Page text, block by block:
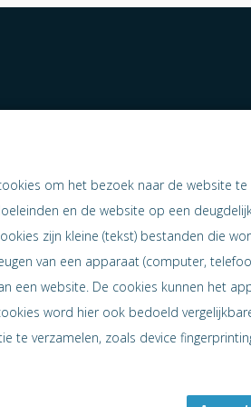
naar samen
om het bezoek naar de website te
en de website op een
zijn kleine (tekst) bestanden die
van een apparaat (computer,
een website. De cookies kunnen het
word hier ook bedoeld
te verzamelen, zoals device